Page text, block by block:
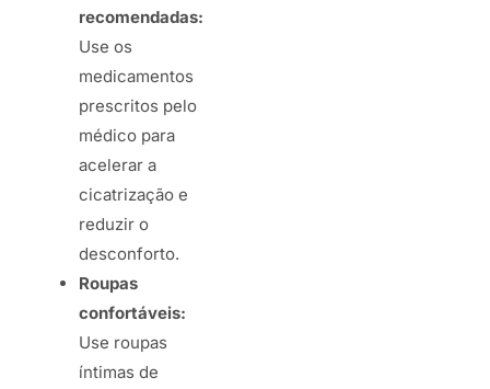
recomendadas:
Use os
medicamentos
prescritos pelo
médico para
acelerar a
cicatrização e
reduzir o
desconforto.
Roupas
confortáveis:
Use roupas
íntimas de